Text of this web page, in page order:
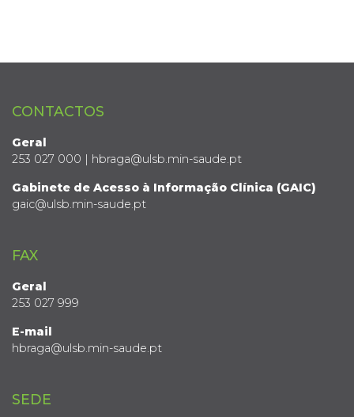
CONTACTOS
Geral
253 027 000 | hbraga@ulsb.min-saude.pt
Gabinete de Acesso à Informação Clínica (GAIC)
gaic@ulsb.min-saude.pt
FAX
Geral
253 027 999
E-mail
hbraga@ulsb.min-saude.pt
SEDE